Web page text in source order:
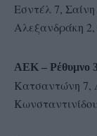
Εσντέλ 7,
Αλεξανδράκη 2,
ΑΕΚ – Ρέθυμνο
Κατσαντώνη 7,